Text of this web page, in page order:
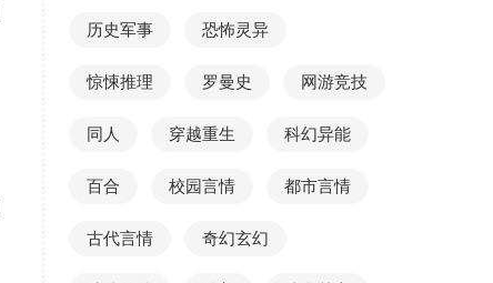
历史军事 恐怖灵异
惊悚推理 罗曼史 网游竞技
同人 穿越重生 科幻异能
百合 校园言情 都市言情
古代言情 奇幻玄幻